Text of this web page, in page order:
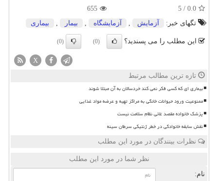
0.0
/
5
655
تگهای خبر:
آزمایش آزمایشگاه بیمار بیماری
این مطلب را می پسندید؟ (0)
(0)
X
تازه ترین مطالب مرتبط
بیماری ای که کسی فکر نمی کند خردسالان به آن مبتلا شوند
ممنوعیت ورود حیوانات خانگی به مراکز تهیه و عرضه مواد غذایی
پزشک خانواده مقصد غائی نظام سلامت نیست
نقش سابقه خانوادگی در خطر ژنتیکی سرطان سینه
نظرات بینندگان در مورد این مطلب
نظر شما در مورد این مطلب
نام: